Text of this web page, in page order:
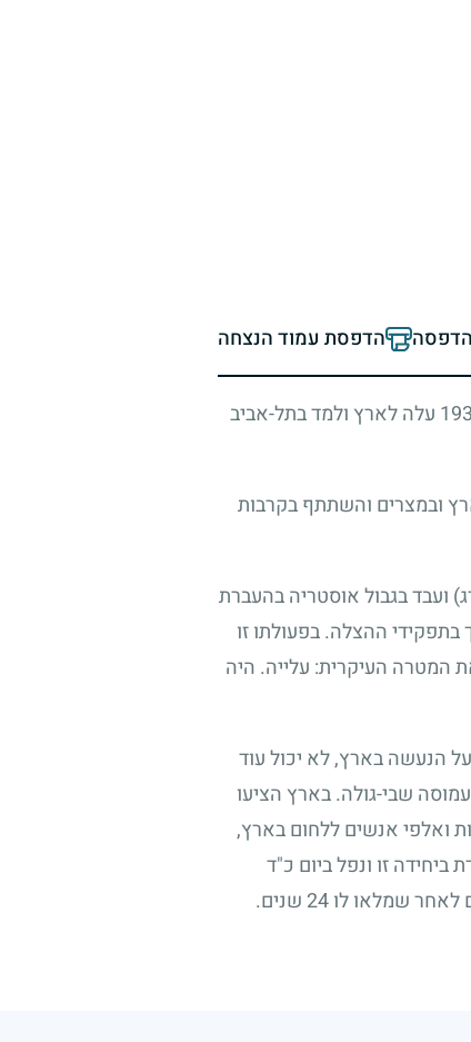
הדפסת עמוד הנצחה
עלה לארץ ולמד בתל-אביב
ובמצרים והשתתף בקרבות
ועבד בגבול אוסטריה בהעברת
ההצלה. בפעולתו זו
המטרה העיקרית: עלייה. היה
הנעשה בארץ, לא יכול עוד
שבי-גולה. בארץ הציעו
ואלפי אנשים ללחום בארץ,
ביחידה זו ונפל ביום כ"ד
לאחר שמלאו לו24 שנים.